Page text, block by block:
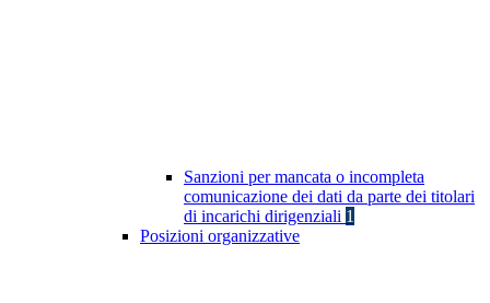
Sanzioni per mancata o incompleta
comunicazione dei dati da parte dei titolari
di incarichi dirigenziali 1
Posizioni organizzative